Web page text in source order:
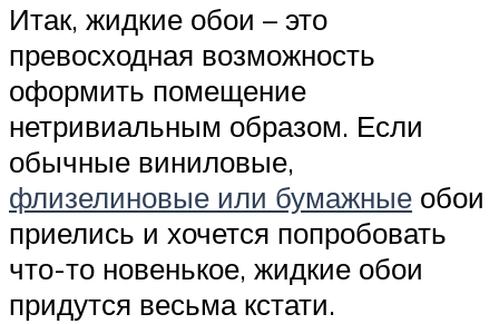
Итак, жидкие обои – это
превосходная возможность
оформить помещение
нетривиальным образом. Если
обычные виниловые,
флизелиновые или бумажные обои
приелись и хочется попробовать
что-то новенькое, жидкие обои
придутся весьма кстати.